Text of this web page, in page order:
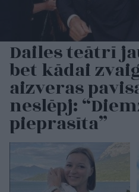
Dailes teātrī
bet kādai
aizveras
neslēpj:
pieprasīta”